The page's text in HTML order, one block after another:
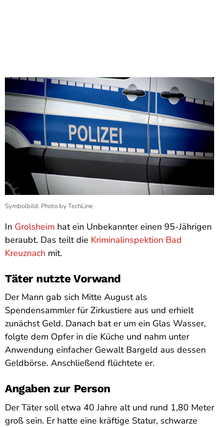
Symbolbild. Photo by TechLine
In Grolsheim hat ein Unbekannter einen 95-Jährigen
beraubt. Das teilt die Kriminalinspektion Bad
Kreuznach mit.
Täter nutzte Vorwand
Der Mann gab sich Mitte August als
Spendensammler für Zirkustiere aus und erhielt
zunächst Geld. Danach bat er um ein Glas Wasser,
folgte dem Opfer in die Küche und nahm unter
Anwendung einfacher Gewalt Bargeld aus dessen
Geldbörse. Anschließend flüchtete er.
Angaben zur Person
Der Täter soll etwa 40 Jahre alt und rund 1,80 Meter
groß sein. Er hatte eine kräftige Statur, schwarze